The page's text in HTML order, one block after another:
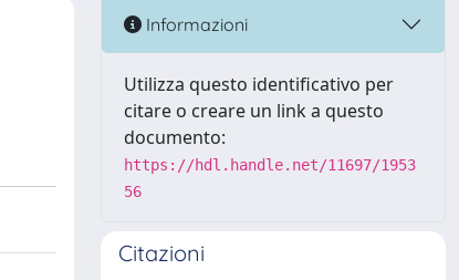
Informazioni
Utilizza questo identificativo per
citare o creare un link a questo
documento:
https://hdl.handle.net/11697/1953
56
Citazioni